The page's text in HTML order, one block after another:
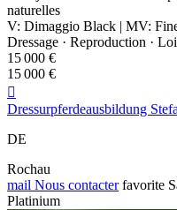
naturelles
V: Dimaggio Black | MV:
Dressage · Reproduction ·
15 000 €
15 000 €

Dressurpferdeausbildung
DE
Rochau
mail Nous contacter favorite
Platinium